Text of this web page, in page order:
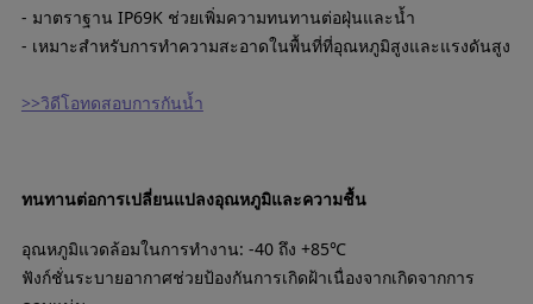
- มาตราฐาน IP69K ช่วยเพิ่มความทนทานต่อฝุ่นและน้ำ
- เหมาะสำหรับการทำความสะอาดในพื้นที่ที่อุณหภูมิสูงและแรงดันสูง
>>วิดีโอทดสอบการกันน้ำ
ทนทานต่อการเปลี่ยนแปลงอุณหภูมิและความชื้น
อุณหภูมิแวดล้อมในการทำงาน: -40 ถึง +85℃
ฟังก์ชั่นระบายอากาศช่วยป้องกันการเกิดฝ้าเนื่องจากเกิดจากการ